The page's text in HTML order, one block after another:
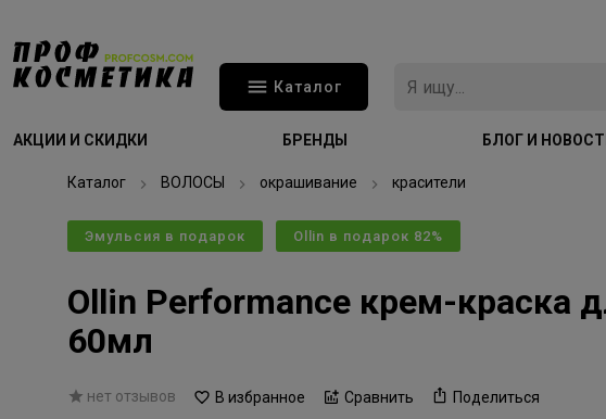
Каталог
АКЦИИ И СКИДКИ БРЕНДЫ БЛОГ И
Каталог ВОЛОСЫ окрашивание красители
Эмульсия в подарок Ollin в подарок 82%
Ollin Performance крем-краска
60мл
нет отзывов В избранное Сравнить Поделиться